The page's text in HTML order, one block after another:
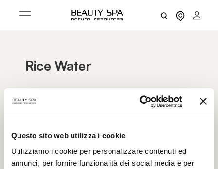
Questo sito web utilizza i cookie
Utilizziamo i cookie per personalizzare contenuti ed
annunci, per fornire funzionalità dei social media e per
Rice Water
Water is rich in vitamins, minerals, and amino
acids that help keep the skin soft, radiant, and
properties support the skin barrier, improving
dull skin, it leaves the complexion fresh and
visibly more luminous.